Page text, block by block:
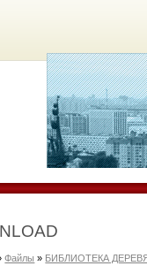
Файлы » БИБЛИОТЕКА